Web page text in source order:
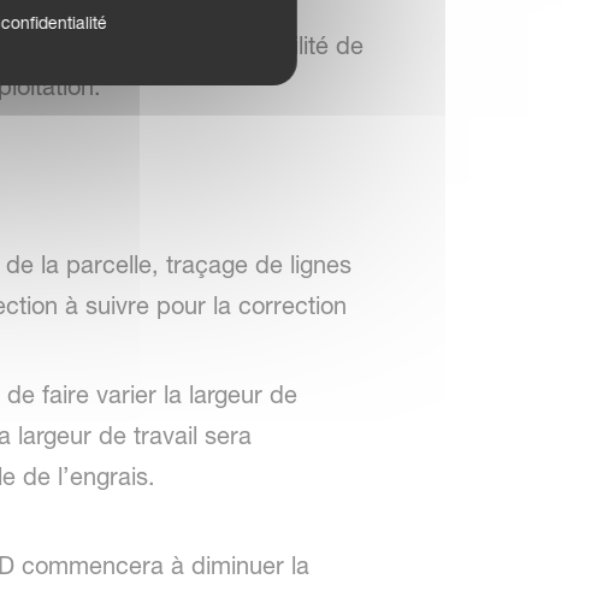
avec possibilité de
la parcelle, traçage de lignes
à suivre pour la correction
de faire varier la largeur de
largeur de travail sera
de l’engrais.
commencera à diminuer la